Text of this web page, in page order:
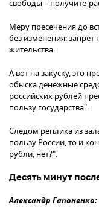
свободы – получите-
Меру пресечения до
без изменения: запрет
жительства.
А вот на закуску, это
обыска денежные
российских рублей
пользу государства".
Следом реплика из
пользу России, то и
рубли, нет?".
Десять минут
Александр Гапоненко: